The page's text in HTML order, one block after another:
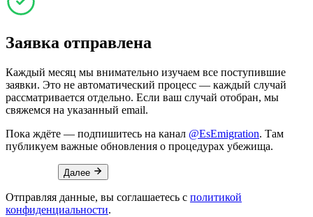
Заявка отправлена
Каждый месяц мы внимательно изучаем все поступившие
заявки. Это не автоматический процесс — каждый случай
рассматривается отдельно. Если ваш случай отобран, мы
свяжемся на указанный email.
Пока ждёте — подпишитесь на канал @EsEmigration. Там
публикуем важные обновления о процедурах убежища.
Далее
Отправляя данные, вы соглашаетесь с политикой
конфиденциальности.